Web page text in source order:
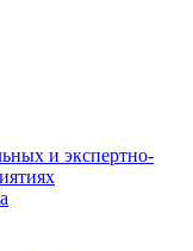
и экспертно-